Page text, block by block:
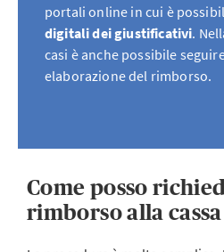
portali online in cui è
digitali dei giustificativi.
casi è anche possibile
elaborazione del rimborso.
Come posso
rimborso alla